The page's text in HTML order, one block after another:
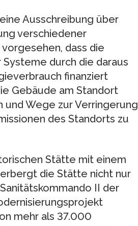
Ausschreibung über
verschiedener
dass die
durch die daraus
finanziert
Gebäude am Standort
und Wege zur Verringerung
des Standorts zu
Stätte mit einem
die Stätte nicht nur
II der
mehr als 37.000